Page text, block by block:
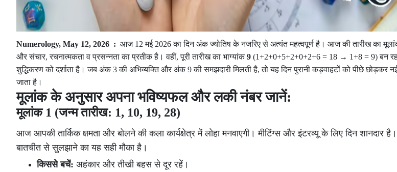
Numerology, May 12, 2026 : आज 12 मई 2026 का दिन अंक ज्योतिष के नजरिए से अत्यंत महत्वपूर्ण है। आज की तारीख का
और संचार, रचनात्मकता व प्रसन्नता का प्रतीक है। वहीं, पूरी तारीख का भाग्यांक9 (1+2+0+5+2+0+2+6 = 18 → 1+8 = 9) बन
शुद्धिकरण को दर्शाता है। जब अंक 3 की अभिव्यक्ति और अंक 9 की समझदारी मिलती है, तो यह दिन पुरानी कड़वाहटों को पीछे
जाता है।
मूलांक के अनुसार अपना भविष्यफल और लकी नंबर जानें:
मूलांक 1 (जन्म तारीख: 1, 10, 19, 28)
आज आपकी तार्किक क्षमता और बोलने की कला कार्यक्षेत्र में लोहा मनवाएगी। मीटिंग्स और इंटरव्यू के लिए दिन शानदार है।
बातचीत से सुलझाने का यह सही मौका है।
किससे बचें: अहंकार और तीखी बहस से दूर रहें।